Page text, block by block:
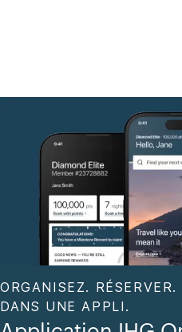
ORGANISEZ.
DANS UNE APPLI.